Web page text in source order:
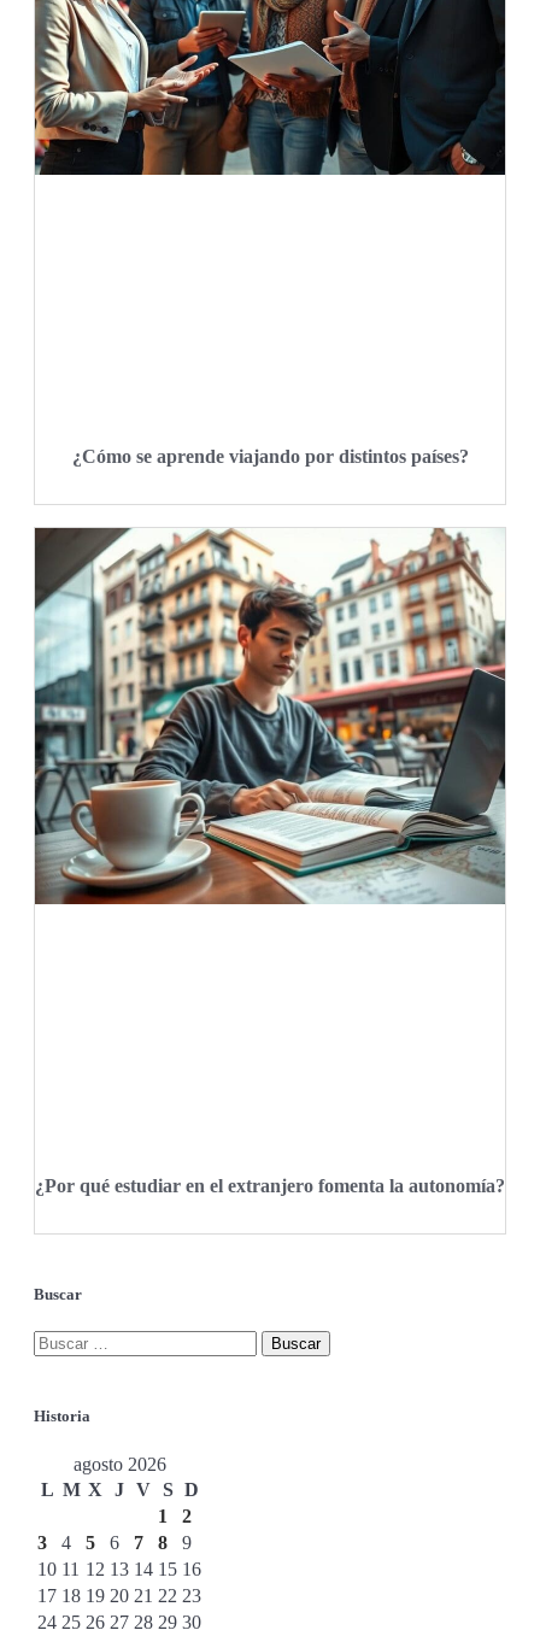
¿Cómo se aprende viajando por distintos países?
¿Por qué estudiar en el extranjero fomenta la autonomía?
Buscar
Historia
agosto 2026
L M X J V S D
1
2
3
4 5 6 7 8
9
10 11 12 13 14 15 16
17 18 19 20 21 22 23
24 25 26 27 28 29 30